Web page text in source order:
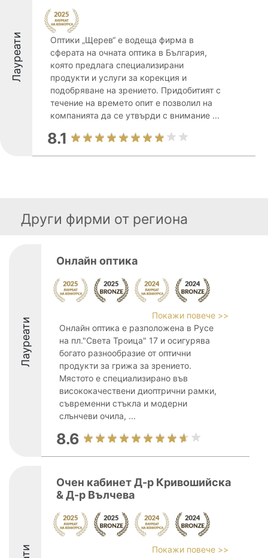
Лауреати
Оптики „Щерев“ е водеща фирма в
сферата на очната оптика в България,
която предлага специализирани
продукти и услуги за корекция и
подобряване на зрението. Придобитият с
течение на времето опит е позволил на
компанията да се утвърди с внимание ...
8.1
Други фирми от региона
Лауреати
Онлайн оптика
Покажи повече >>
Онлайн оптика е разположена в Русе
на пл."Света Троица" 17 и осигурява
богато разнообразие от оптични
продукти за грижа за зрението.
Мястото е специализирано във
висококачествени диоптрични рамки,
съвременни стъкла и модерни
слънчеви очила, ...
8.6
Очен кабинет Д-р Кривошийска
& Д-р Вълчева
Покажи повече >>